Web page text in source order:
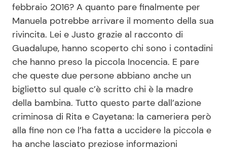
Seguici
Info
Chi siamo
Disclaimer e Privacy
febbraio 2016? A quanto pare finalmente per
Manuela potrebbe arrivare il momento della sua
rivincita. Lei e Justo grazie al racconto di
Guadalupe, hanno scoperto chi sono i contadini
che hanno preso la piccola Inocencia. E pare
che queste due persone abbiano anche un
biglietto sul quale c’è scritto chi è la madre
della bambina. Tutto questo parte dall’azione
criminosa di Rita e Cayetana: la cameriera però
alla fine non ce l’ha fatta a uccidere la piccola e
ha anche lasciato preziose informazioni